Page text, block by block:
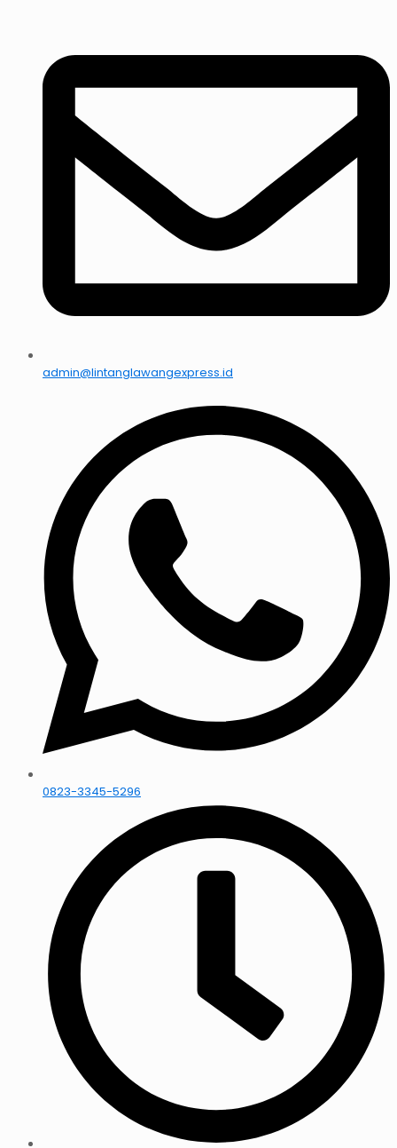
admin@lintanglawangexpress.id
0823-3345-5296